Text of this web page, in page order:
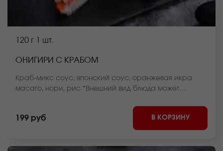
120 г 1 шт.
ОНИГИРИ С КРАБОМ
Краб-микс соус, японский соус, оранжевая икра
масаго, нори, рис *Внешний вид блюда может
199 руб В КОРЗИНУ